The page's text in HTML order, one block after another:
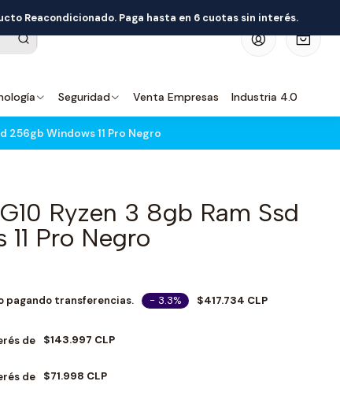
Seguridad Venta Empresas Industria 4.0
Reacondicionado. Paga hasta en 6 cuotas sin interés.
256gb Windows 11 Pro Negro
Ryzen 3 8gb Ram Ssd
Pro Negro
pagando transferencias. - 3.3% $417.734 CLP
de $143.997 CLP
de $71.998 CLP